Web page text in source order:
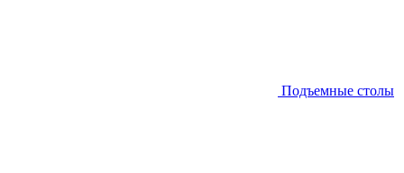
Подъемные столы